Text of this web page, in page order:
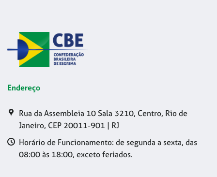
Endereço
Rua da Assembleia 10 Sala 3210, Centro, Rio de
Janeiro, CEP 20011-901 | RJ
Horário de Funcionamento: de segunda a sexta, das
08:00 às 18:00, exceto feriados.